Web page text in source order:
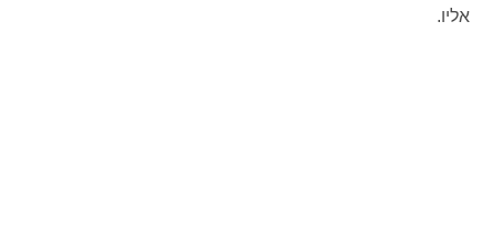
אליו.